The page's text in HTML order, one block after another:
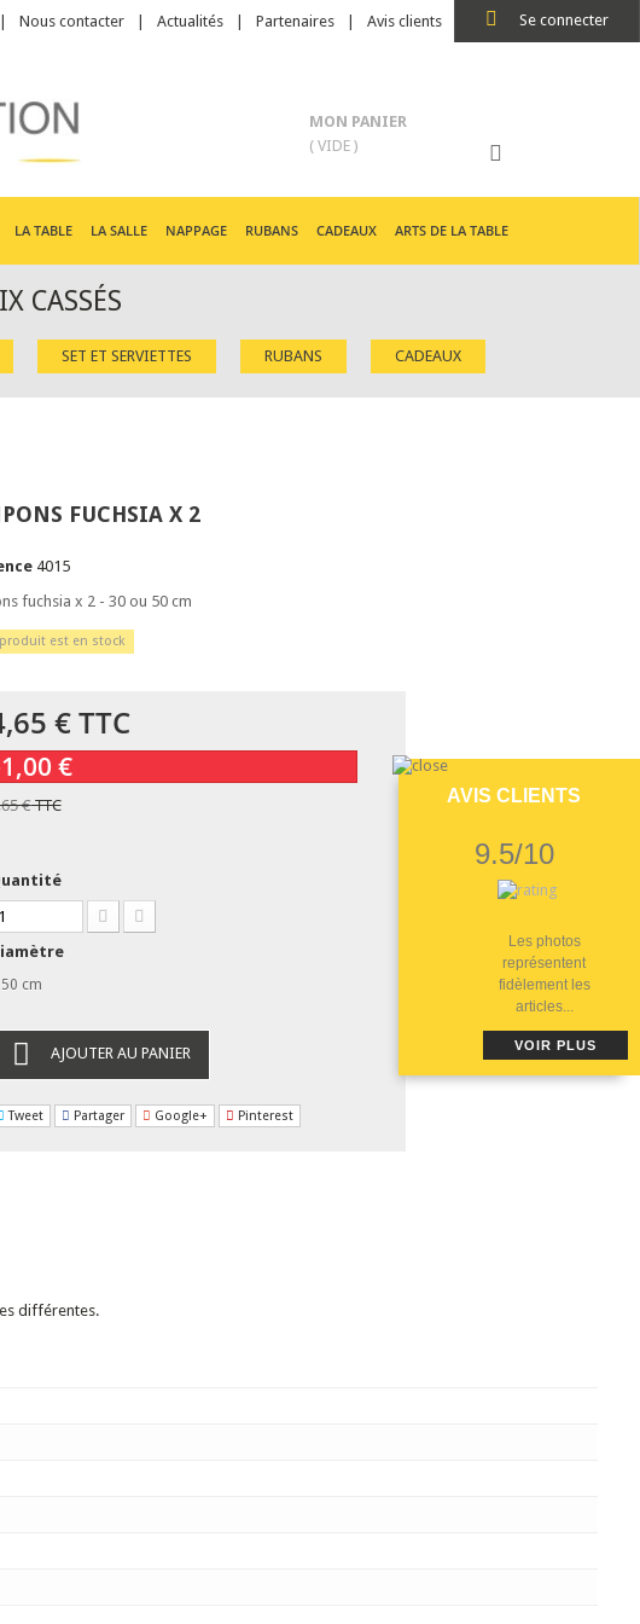
Se connecter
Nous contacter Actualités Partenaires Avis clients
MON PANIER
( VIDE )
LA TABLE LA SALLE NAPPAGE RUBANS CADEAUX ARTS DE LA TABLE
CASSÉS
SET ET SERVIETTES RUBANS CADEAUX
FUCHSIA X 2
4015
fuchsia x 2 - 30 ou 50 cm
est en stock
€TTC
€
€TTC
50 cm
AJOUTER AU PANIER
Tweet Partager Google+ Pinterest
différentes.
AVIS CLIENTS
9.5/10
Les photos
représentent
fidèlement les
articles...
VOIR PLUS